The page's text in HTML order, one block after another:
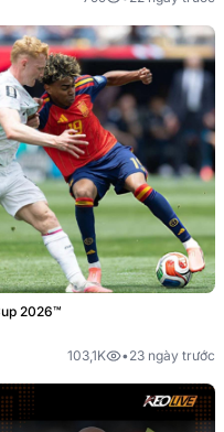
2026™
103,1K •23 ngày trước